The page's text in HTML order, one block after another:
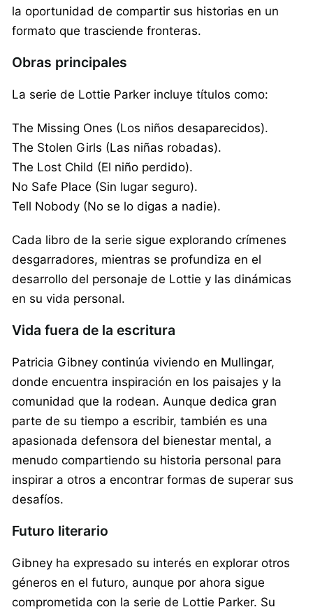
la oportunidad de compartir sus historias en un
formato que trasciende fronteras.
Obras principales
La serie de Lottie Parker incluye títulos como:
The Missing Ones (Los niños desaparecidos).
The Stolen Girls (Las niñas robadas).
The Lost Child (El niño perdido).
No Safe Place (Sin lugar seguro).
Tell Nobody (No se lo digas a nadie).
Cada libro de la serie sigue explorando crímenes
desgarradores, mientras se profundiza en el
desarrollo del personaje de Lottie y las dinámicas
en su vida personal.
Vida fuera de la escritura
Patricia Gibney continúa viviendo en Mullingar,
donde encuentra inspiración en los paisajes y la
comunidad que la rodean. Aunque dedica gran
parte de su tiempo a escribir, también es una
apasionada defensora del bienestar mental, a
menudo compartiendo su historia personal para
inspirar a otros a encontrar formas de superar sus
desafíos.
Futuro literario
Gibney ha expresado su interés en explorar otros
géneros en el futuro, aunque por ahora sigue
comprometida con la serie de Lottie Parker. Su